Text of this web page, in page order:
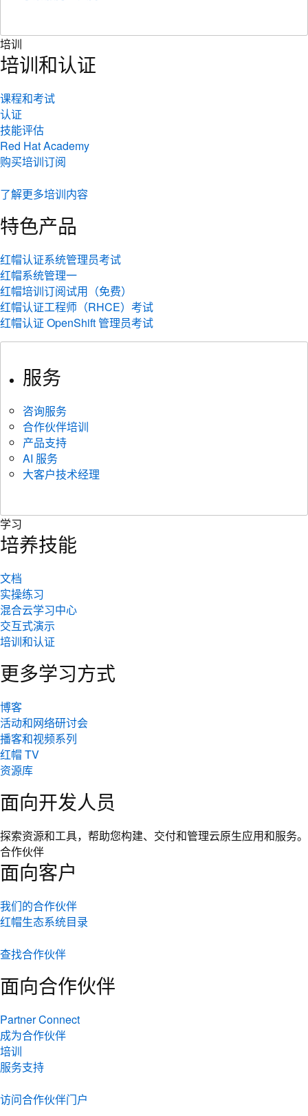
培训
培训和认证
课程和考试
认证
技能评估
Red Hat Academy
购买培训订阅
了解更多培训内容
特色产品
红帽认证系统管理员考试
红帽系统管理一
红帽培训订阅试用（免费）
红帽认证工程师（RHCE）考试
红帽认证 OpenShift 管理员考试
服务
咨询服务
合作伙伴培训
产品支持
AI 服务
大客户技术经理
学习
培养技能
文档
实操练习
混合云学习中心
交互式演示
培训和认证
更多学习方式
博客
活动和网络研讨会
播客和视频系列
红帽 TV
资源库
面向开发人员
探索资源和工具，帮助您构建、交付和管理云原生应用和服务。
合作伙伴
面向客户
我们的合作伙伴
红帽生态系统目录
查找合作伙伴
面向合作伙伴
Partner Connect
成为合作伙伴
培训
服务支持
访问合作伙伴门户